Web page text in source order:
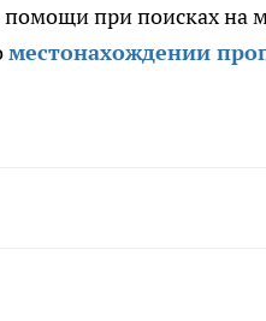
при поисках на
местонахождении